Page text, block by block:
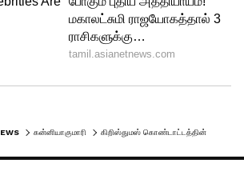
கன்னியாகுமாரி